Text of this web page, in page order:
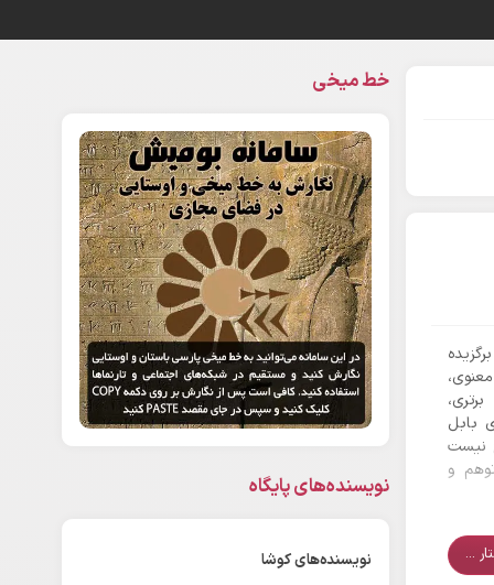
بابل
نیست
و
...
خط میخی
نویسنده‌های پایگاه
نویسنده‌های کوشا